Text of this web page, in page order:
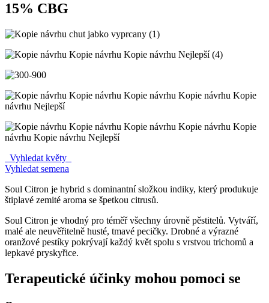
15% CBG
Vyhledat květy
Vyhledat semena
Soul Citron je hybrid s dominantní složkou indiky, který produkuje
štiplavé zemité aroma se špetkou citrusů.
Soul Citron je vhodný pro téměř všechny úrovně pěstitelů. Vytváří,
malé ale neuvěřitelně husté, tmavé pecičky. Drobné a výrazné
oranžové pestíky pokrývají každý květ spolu s vrstvou trichomů a
lepkavé pryskyřice.
Terapeutické účinky mohou pomoci se